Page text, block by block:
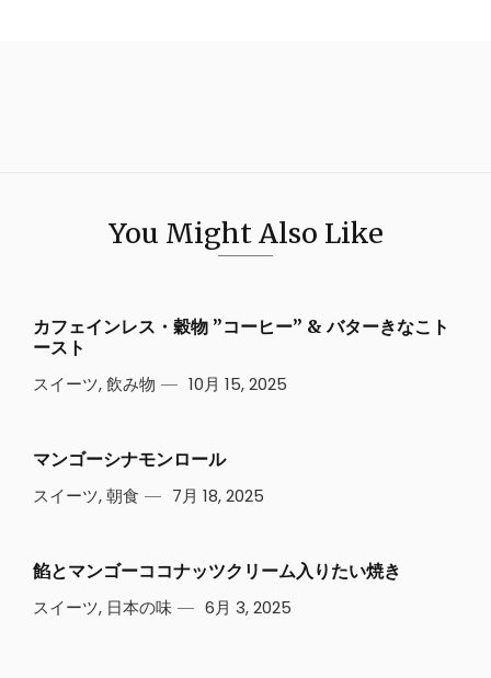
You Might Also Like
カフェインレス・穀物 ”コーヒー” & バターきなこト
ースト
スイーツ,飲み物 10月 15, 2025
マンゴーシナモンロール
スイーツ,朝食 7月 18, 2025
餡とマンゴーココナッツクリーム入りたい焼き
スイーツ, 日本の味 6月 3, 2025